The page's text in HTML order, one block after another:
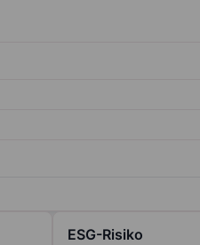
ESG-Risiko